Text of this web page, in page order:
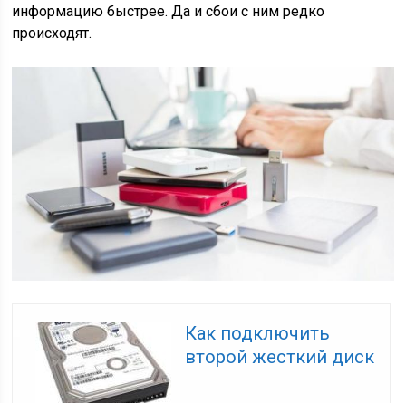
информацию быстрее. Да и сбои с ним редко
происходят.
Как подключить
второй жесткий диск